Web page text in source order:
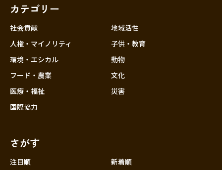
近畿
カテゴリー
社会貢献
人権・マイノリティ
環境・エシカル
フード・農業
医療・福祉
国際協力
地域活性
子供・教育
動物
文化
災害
さがす
注目順
新着順